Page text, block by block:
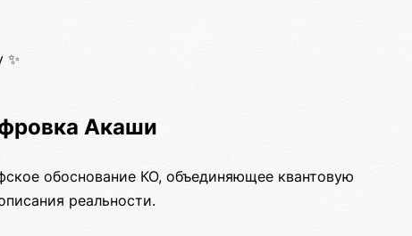
✨
Акаши
обоснование КО, объединяющее квантовую
реальности.